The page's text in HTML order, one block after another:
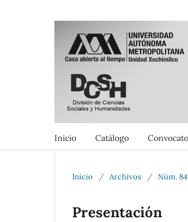
Inicio Catálogo
Inicio / Archivos / Núm.
Presentación